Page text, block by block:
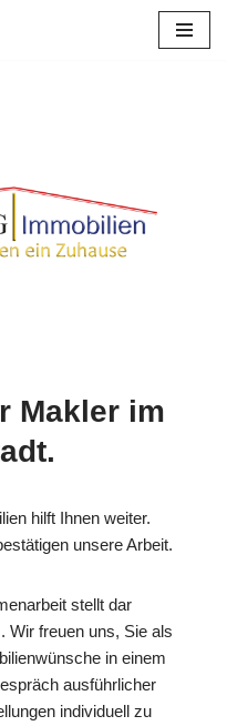
Makler im
hilft Ihnen weiter.
unsere Arbeit.
stellt dar
Wir freuen uns, Sie als
in einem
ausführlicher
individuell zu